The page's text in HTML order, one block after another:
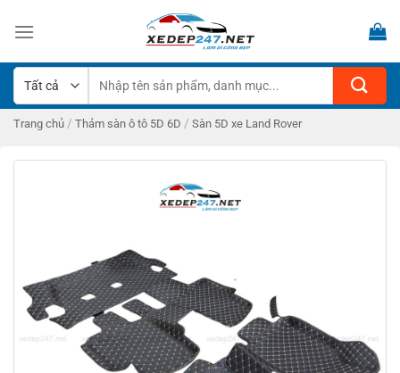
qua
dung
kiếm:
Trang chủ / Thảm sàn ô tô 5D 6D / Sàn 5D xe Land Rover